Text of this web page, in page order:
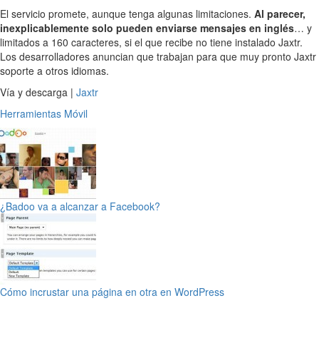
El servicio promete, aunque tenga algunas limitaciones. Al parecer,
inexplicablemente solo pueden enviarse mensajes en inglés… y
limitados a 160 caracteres, si el que recibe no tiene instalado Jaxtr.
Los desarrolladores anuncian que trabajan para que muy pronto Jaxtr
soporte a otros idiomas.
Vía y descarga | Jaxtr
Herramientas Móvil
¿Badoo va a alcanzar a Facebook?
Cómo incrustar una página en otra en WordPress